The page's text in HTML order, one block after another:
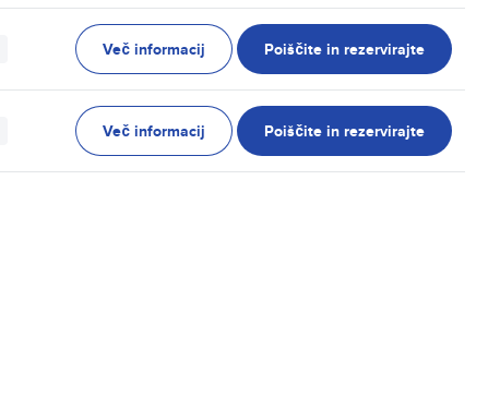
Več informacij Poiščite in rezervirajte
Več informacij Poiščite in rezervirajte